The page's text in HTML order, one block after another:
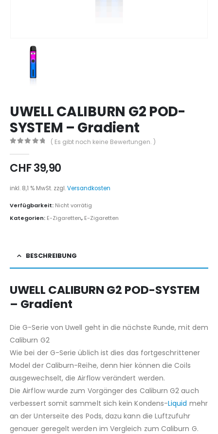
UWELL CALIBURN G2 POD-
SYSTEM – Gradient
( Es gibt noch keine Bewertungen. )
CHF39,90
inkl. 8,1 % MwSt. zzgl.Versandkosten
Verfügbarkeit: Nicht vorrätig
Kategorien: E-Zigaretten, E-Zigaretten
BESCHREIBUNG
UWELL CALIBURN G2 POD-SYSTEM
– Gradient
Die G-Serie von Uwell geht in die nächste Runde, mit dem
Caliburn G2
Wie bei der G-Serie üblich ist dies das fortgeschrittener
Model der Caliburn-Reihe, denn hier können die Coils
ausgewechselt, die Airflow verändert werden.
Die Airflow wurde zum Vorgänger des Caliburn G2 auch
verbessert somit sammelt sich kein Kondens-Liquid mehr
an der Unterseite des Pods, dazu kann die Luftzufuhr
genauer geregelt werden im Vergleich zum Caliburn G.